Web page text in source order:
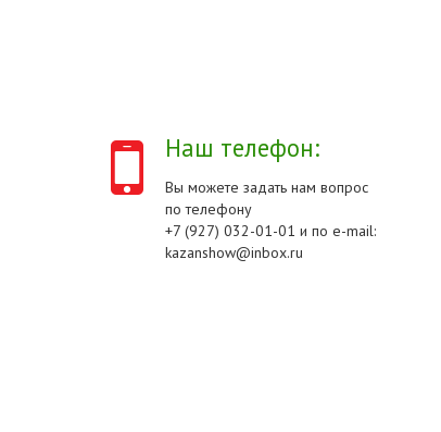
Наш телефон:
Вы можете задать нам вопрос
по телефону
+7 (927) 032-01-01 и по e-mail:
kazanshow@inbox.ru